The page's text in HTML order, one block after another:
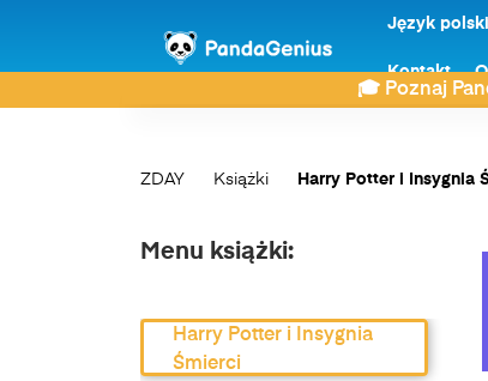
Język polski
Kontakt
🎓 Poznaj
ZDAY Książki Harry Potter i Insygnia
Menu książki:
Harry Potter i Insygnia
Śmierci